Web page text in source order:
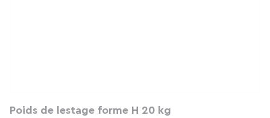
Poids de lestage forme H 20 kg